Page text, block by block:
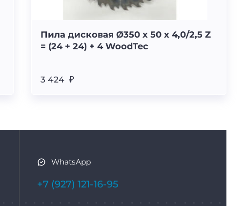
Пила дисковая Ø350 х 50 х 4,0/2,5 Z
= (24 + 24) + 4 WoodTec
3 424 ₽
WhatsApp
+7 (927) 121-16-95